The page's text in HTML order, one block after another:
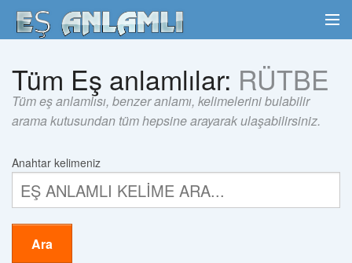
Tüm Eş anlamlılar: RÜTBE
Tüm eş anlamlısı, benzer anlamı, kelimelerini bulabilir
arama kutusundan tüm hepsine arayarak ulaşabilirsiniz.
Anahtar kelimeniz
Ara